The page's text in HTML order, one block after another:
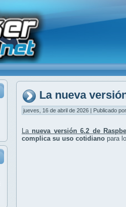
La nueva
jueves, 16 de abril de 2026 | Publicado
La nueva versión 6.2 de
complica su uso cotidiano para